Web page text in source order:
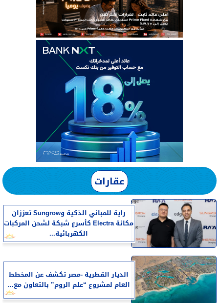
عقارات
راية للمباني الذكية وSungrow تعززان
مكانة Electra كأسرع شبكة لشحن المركبات
الكهربائية...
الديار القطرية -مصر تكشف عن المخطط
العام لمشروع “علم الروم” بالتعاون مع...